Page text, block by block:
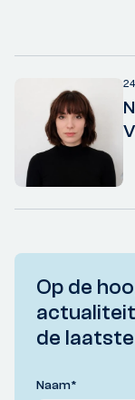
Op de
de
Naam*